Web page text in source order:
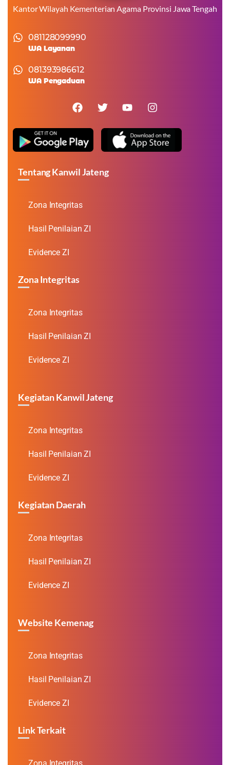
Kantor Wilayah Kementerian Agama Provinsi Jawa Tengah
081128099990
WA Layanan
081393986612
WA Pengaduan
Tentang Kanwil Jateng
Zona Integritas
Hasil Penilaian ZI
Evidence ZI
Zona Integritas
Zona Integritas
Hasil Penilaian ZI
Evidence ZI
Kegiatan Kanwil Jateng
Zona Integritas
Hasil Penilaian ZI
Evidence ZI
Kegiatan Daerah
Zona Integritas
Hasil Penilaian ZI
Evidence ZI
Website Kemenag
Zona Integritas
Hasil Penilaian ZI
Evidence ZI
Link Terkait